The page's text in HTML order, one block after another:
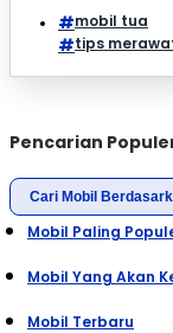
mobil tua
tips
Pencarian
Cari Mobil
Mobil Paling
Mobil Yang Akan
Mobil Terbaru